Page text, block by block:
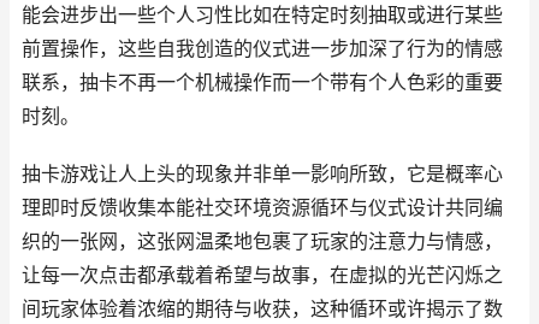
能会进步出一些个人习性比如在特定时刻抽取或进行某些
前置操作，这些自我创造的仪式进一步加深了行为的情感
联系，抽卡不再一个机械操作而一个带有个人色彩的重要
时刻。
抽卡游戏让人上头的现象并非单一影响所致，它是概率心
理即时反馈收集本能社交环境资源循环与仪式设计共同编
织的一张网，这张网温柔地包裹了玩家的注意力与情感，
让每一次点击都承载着希望与故事，在虚拟的光芒闪烁之
间玩家体验着浓缩的期待与收获，这种循环或许揭示了数